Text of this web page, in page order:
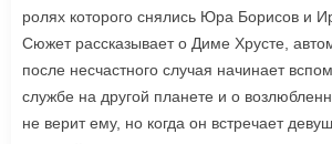
ролях которого снялись Юра Борисов и
Сюжет рассказывает о Диме Хрусте,
после несчастного случая начинает
службе на другой планете и о
не верит ему, но когда он встречает